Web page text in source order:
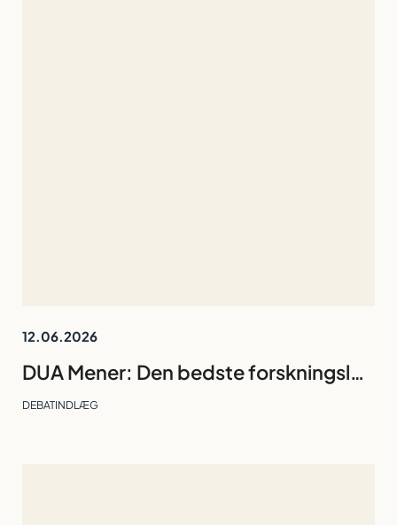
12.06.2026
DUA Mener: Den bedste forskningsleder er den, gruppen kan undvære
DEBATINDLÆG